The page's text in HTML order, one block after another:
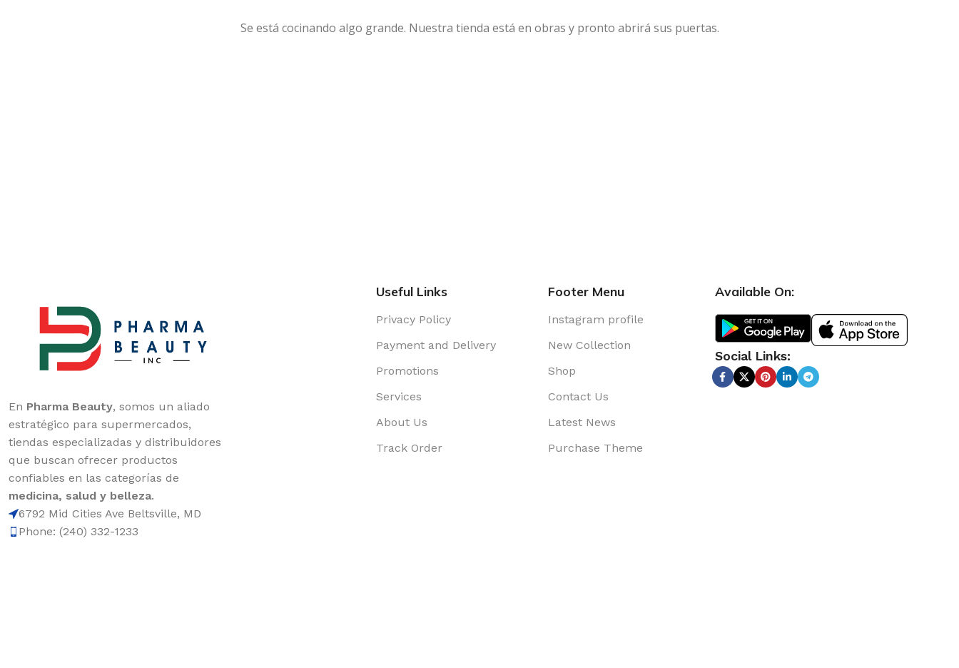
Se está cocinando algo grande. Nuestra tienda está en obras y pronto abrirá sus puertas.
En Pharma Beauty, somos un aliado
estratégico para supermercados,
tiendas especializadas y distribuidores
que buscan ofrecer productos
confiables en las categorías de
medicina, salud y belleza.
6792 Mid Cities Ave Beltsville, MD
Phone: (240) 332-1233
Useful Links
Privacy Policy
Payment and Delivery
Promotions
Services
About Us
Track Order
Footer Menu
Instagram profile
New Collection
Shop
Contact Us
Latest News
Purchase Theme
Available On:
Social Links: